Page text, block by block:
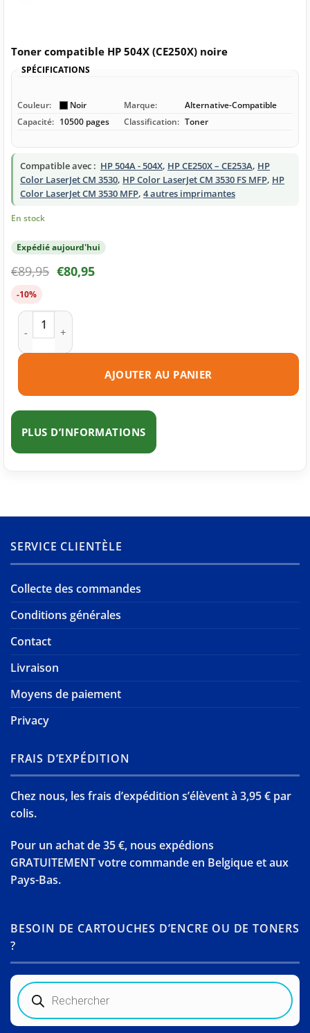
Toner compatible HP 504X (CE250X) noire
SPÉCIFICATIONS
Couleur: Noir Marque:
Alternative-Compatible
Capacité: 10500 pages Classification: Toner
Compatible avec : HP 504A - 504X, HP CE250X – CE253A, HP
Color LaserJet CM 3530, HP Color LaserJet CM 3530 FS MFP, HP
Color LaserJet CM 3530 MFP, 4 autres imprimantes
En stock
Expédié aujourd'hui
€89,95 €80,95
-10%
quantité de Toner compatible HP 504X (CE250X) noire
AJOUTER AU PANIER
PLUS D’INFORMATIONS
SERVICE CLIENTÈLE
Collecte des commandes
Conditions générales
Contact
Livraison
Moyens de paiement
Privacy
FRAIS D’EXPÉDITION
Chez nous, les frais d’expédition s’élèvent à 3,95 € par
colis.
Pour un achat de 35 €, nous expédions
GRATUITEMENT votre commande en Belgique et aux
Pays-Bas.
BESOIN DE CARTOUCHES D’ENCRE OU DE TONERS
?
Recherche
de
produits